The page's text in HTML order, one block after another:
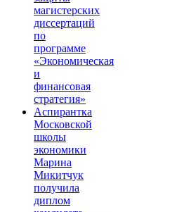
магистерских
диссертаций
по
программе
«Экономическая
и
финансовая
стратегия»
Аспирантка
Московской
школы
экономики
Марина
Микитчук
получила
диплом